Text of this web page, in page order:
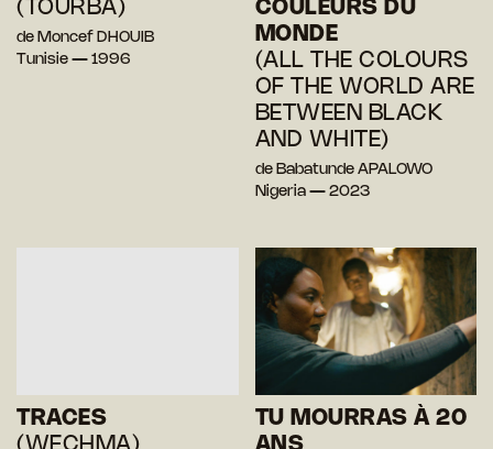
(TOURBA)
de Moncef DHOUIB
Tunisie — 1996
COULEURS DU
MONDE
(ALL THE COLOURS
OF THE WORLD ARE
BETWEEN BLACK
AND WHITE)
de Babatunde APALOWO
Nigeria — 2023
TRACES
TU MOURRAS À 20